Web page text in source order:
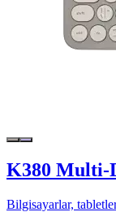
K380 Multi-
Bilgisayarlar,